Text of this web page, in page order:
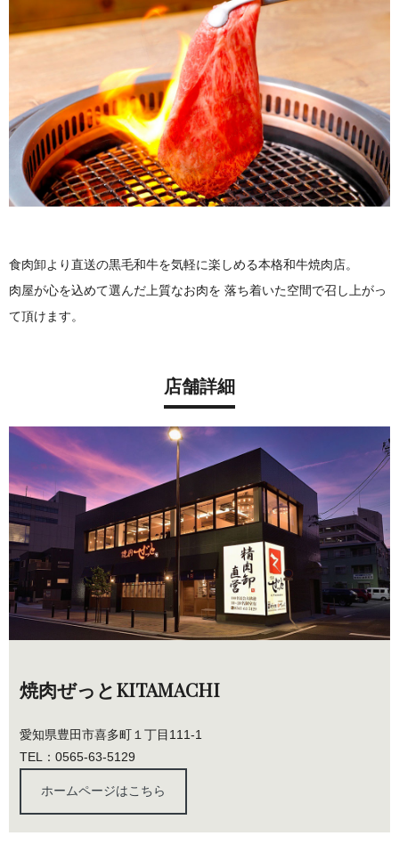
食肉卸より直送の黒毛和牛を気軽に楽しめる本格和牛焼肉店。
肉屋が心を込めて選んだ上質なお肉を 落ち着いた空間で召し上がっ
て頂けます。
店舗詳細
焼肉ぜっとKITAMACHI
愛知県豊田市喜多町１丁目111-1
TEL：0565-63-5129
ホームページはこちら